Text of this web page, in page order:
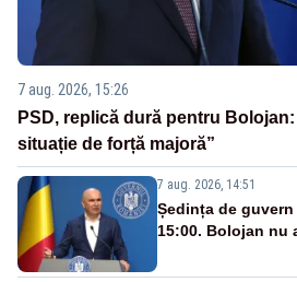
7 aug. 2026, 15:26
PSD, replică dură pentru
situație de forță majoră”
7 aug. 2026, 14:51
Ședința de
15:00. Bolojan nu